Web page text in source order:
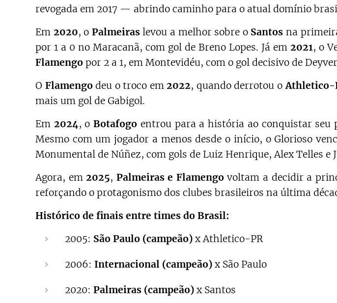
revogada em 2017 — abrindo caminho para o atual domínio
Em 2020, o Palmeiraslevou a melhor sobre o Santos na
por 1 a 0 no Maracanã, com gol de Breno Lopes. Já em 2021, o
Flamengo por 2 a 1, em Montevidéu, com o gol decisivo de
O Flamengodeu o troco em 2022, quando derrotou o Athletico-
mais um gol de Gabigol.
Em 2024, oBotafogo entrou para a história ao conquistar
Mesmo com um jogador a menos desde o início, o Glorioso
Monumental de Núñez, com gols de Luiz Henrique, Alex Telles e
Agora, em 2025, Palmeiras e Flamengovoltam a decidir a
reforçando o protagonismo dos clubes brasileiros na última
Histórico de finais entre times do Brasil:
2005: São Paulo (campeão) x Athletico-PR
2006: Internacional (campeão) x São Paulo
2020: Palmeiras (campeão) x Santos